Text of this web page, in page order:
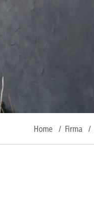
Home / Firma /